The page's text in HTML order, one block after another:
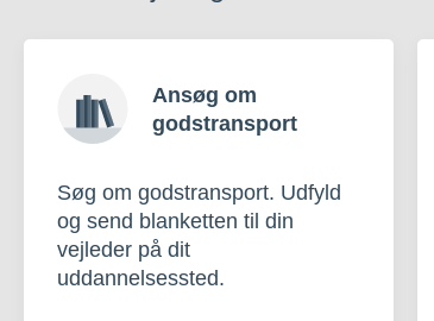
Ansøg om
godstransport
Søg om godstransport. Udfyld
og send blanketten til din
vejleder på dit
uddannelsessted.